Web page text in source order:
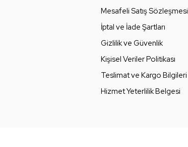
Mesafeli Satış Sözleşmesi
İptal ve İade Şartları
Gizlilik ve Güvenlik
Kişisel Veriler Politikası
Teslimat ve Kargo Bilgileri
Hizmet Yeterlilik Belgesi